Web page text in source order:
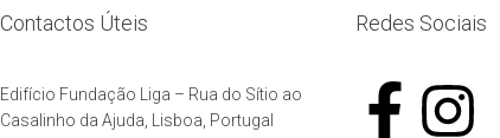
Contactos Úteis
Edifício Fundação Liga – Rua do Sítio ao
Casalinho da Ajuda, Lisboa, Portugal
Redes Sociais